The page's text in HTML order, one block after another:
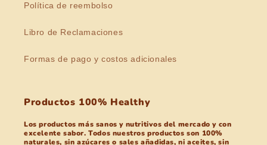
Política de reembolso
Libro de Reclamaciones
Formas de pago y costos adicionales
Productos 100% Healthy
Los productos más sanos y nutritivos del mercado y con
excelente sabor. Todos nuestros productos son 100%
naturales, sin azúcares o sales añadidas, ni aceites, sin